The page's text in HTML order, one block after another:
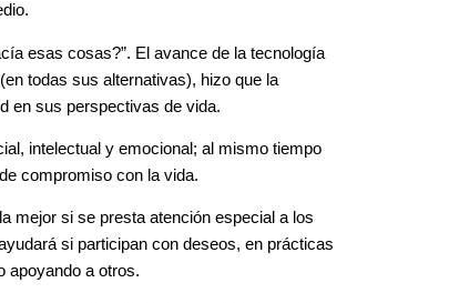
esas cosas?”. El avance de la tecnología
todas sus alternativas), hizo que la
en sus perspectivas de vida.
intelectual y emocional; al mismo tiempo
compromiso con la vida.
mejor si se presta atención especial a los
si participan con deseos, en prácticas
apoyando a otros.